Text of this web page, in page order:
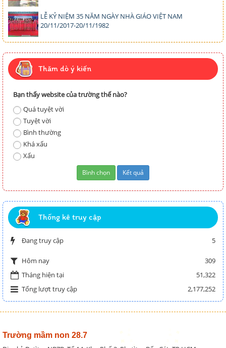
LỄ KỶ NIỆM 35 NĂM NGÀY NHÀ GIÁO VIỆT NAM
20/11/2017-20/11/1982
Thăm dò ý kiến
Bạn thấy website của trường thế nào?
Quá tuyệt vời
Tuyệt vời
Bình thường
Khá xấu
Xấu
Thống kê truy cập
Đang truy cập 5
Hôm nay
309
Tháng hiện tại
51,322
Tổng lượt truy cập
2,177,252
Trường mầm non 28.7